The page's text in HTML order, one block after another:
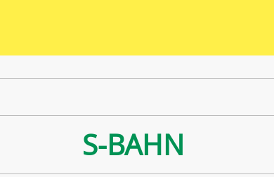
S-BAHN